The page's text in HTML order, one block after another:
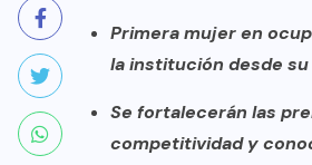
Primera mujer en
la institución desde
Se fortalecerán las
competitividad y